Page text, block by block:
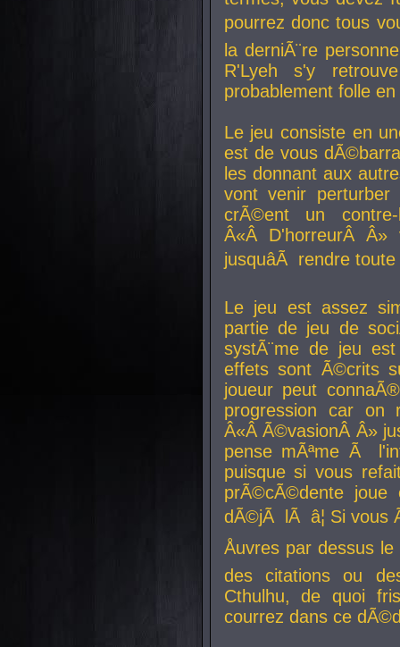
pourrez donc tous
la derniÃ¨re
R'Lyeh s'y
probablement folle
Le jeu consiste en
est de vous
les donnant aux
vont venir perturber
crÃ©ent un
Â«Â D'horreurÂ
jusquâÃ rendre
Le jeu est assez
partie de jeu de
systÃ¨me de jeu
effets sont Ã©crits
joueur peut
progression car
Â«Â Ã©vasionÂ Â»
pense mÃªme Ã
puisque si vous
prÃ©cÃ©dente
dÃ©jÃ lÃ â¦ Si vous
Åuvres par dessus
des citations ou
Cthulhu, de quoi
courrez dans ce